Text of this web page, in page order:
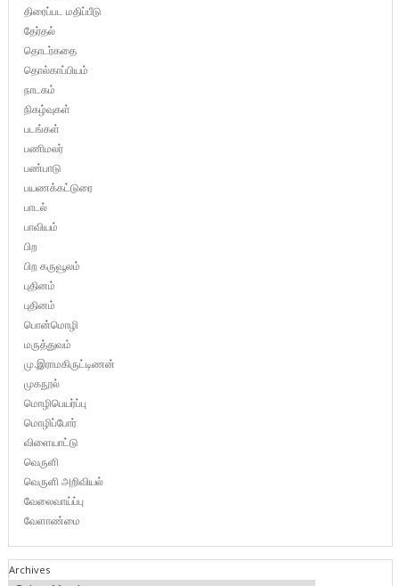
திரைப்பட மதிப்பீடு
தேர்தல்
தொடர்கதை
தொல்காப்பியம்
நாடகம்
நிகழ்வுகள்
படங்கள்
பணிமலர்
பண்பாடு
பயணக்கட்டுரை
பாடல்
பாவியம்
பிற
பிற கருவூலம்
புதினம்
புதினம்
பொன்மொழி
மருத்துவம்
மு.இராமகிருட்டிணன்
முகநூல்
மொழிபெயர்ப்பு
மொழிப்போர்
விளையாட்டு
வெருளி
வெருளி அறிவியல்
வேலைவாய்ப்பு
வேளாண்மை
Archives